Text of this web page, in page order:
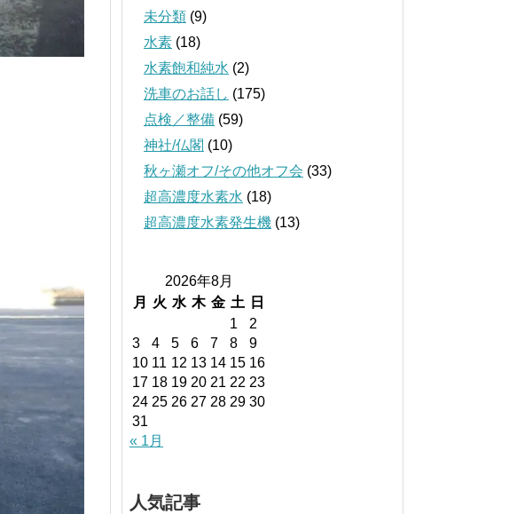
未分類 (9)
水素 (18)
水素飽和純水 (2)
洗車のお話し (175)
点検／整備 (59)
神社/仏閣 (10)
秋ヶ瀬オフ/その他オフ会 (33)
超高濃度水素水 (18)
超高濃度水素発生機 (13)
2026年8月
月
火 水 木 金 土
日
1
2
3
4 5 6 7 8
9
10 11 12 13 14 15 16
17 18 19 20 21 22 23
24 25 26 27 28 29 30
31
« 1月
人気記事